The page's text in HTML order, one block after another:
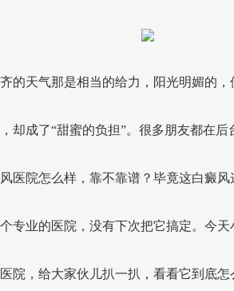
的天气那是相当的给力，阳光明媚的，
却成了“甜蜜的负担”。很多朋友都在后
医院怎么样，靠不靠谱？毕竟这白癜
专业的医院，没有下次把它搞定。今
院，给大家伙儿扒一扒，看看它到底